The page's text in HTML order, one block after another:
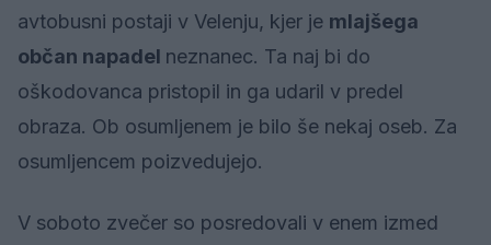
avtobusni postaji v Velenju, kjer je mlajšega
občan napadel neznanec. Ta naj bi do
oškodovanca pristopil in ga udaril v predel
obraza. Ob osumljenem je bilo še nekaj oseb. Za
osumljencem poizvedujejo.
V soboto zvečer so posredovali v enem izmed